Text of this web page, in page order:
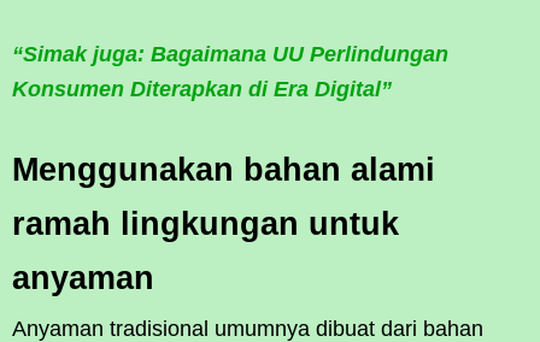
“Simak juga: Bagaimana UU Perlindungan
Konsumen Diterapkan di Era Digital”
Menggunakan bahan alami
ramah lingkungan untuk
anyaman
Anyaman tradisional umumnya dibuat dari bahan